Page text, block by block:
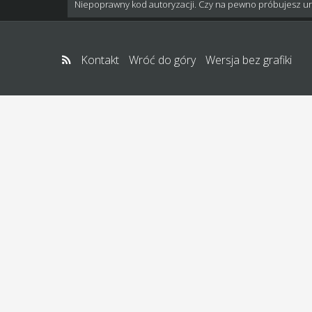
Niepoprawny kod autoryzacji. Czy na pewno próbujesz
Kontakt Wróć do góry Wersja bez grafiki